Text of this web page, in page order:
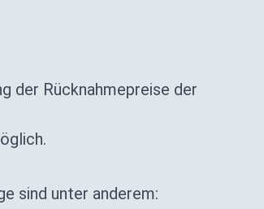
der Rücknahmepreise der
sind unter anderem: